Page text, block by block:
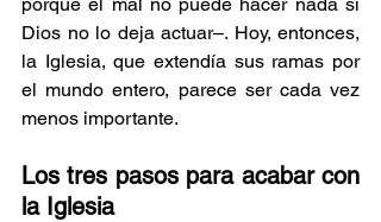
Dios no lo deja actuar–. Hoy, entonces,
la Iglesia, que extendía sus ramas por
el mundo entero, parece ser cada vez
menos importante.
Los tres pasos para acabar con
la Iglesia